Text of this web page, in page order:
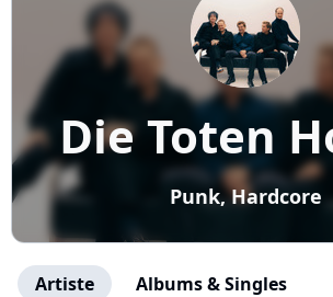
Die Toten
Punk, Hardcore
Artiste Albums & Singles